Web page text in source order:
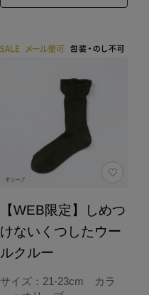
【WEB限定】しめつ
けないくつしたウー
ルクルー
サイズ：21-23cm カラ